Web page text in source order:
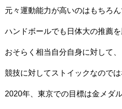
元々運動能力が高いのはもちろん
ハンドボールでも日体大の推薦を
おそらく相当自分自身に対して、
競技に対してストイックなのでは
2020年、東京での目標は金メダル